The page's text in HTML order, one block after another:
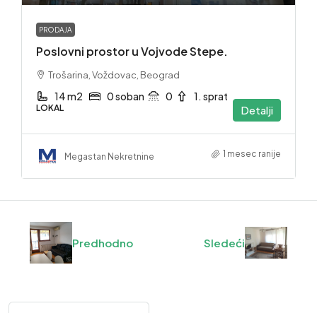
PRODAJA
Poslovni prostor u Vojvode Stepe.
Trošarina, Voždovac, Beograd
14 m2 0 soban 0 1. sprat
LOKAL Detalji
Megastan Nekretnine 1 mesec ranije
Predhodno Sledeći